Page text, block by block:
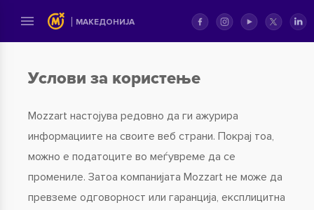
MАКЕДОНИЈА
Услови за користење
Mozzart настојува редовно да ги ажурира
информациите на своите веб страни. Покрај тоа,
можно е податоците во меѓувреме да се
промениле. Затоа компанијата Mozzart не може да
превземе одговорност или гаранција, експлицитна